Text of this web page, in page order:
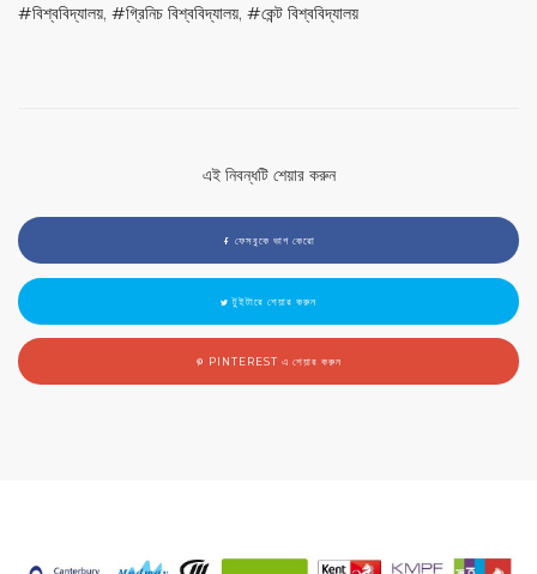
বিশ্ববিদ্যালয়, গ্রিনিচ বিশ্ববিদ্যালয়, কেন্ট বিশ্ববিদ্যালয়
এই নিবন্ধটি শেয়ার করুন
ফেসবুকে ভাগ কেরো
টুইটারে শেয়ার করুন
PINTEREST এ শেয়ার করুন